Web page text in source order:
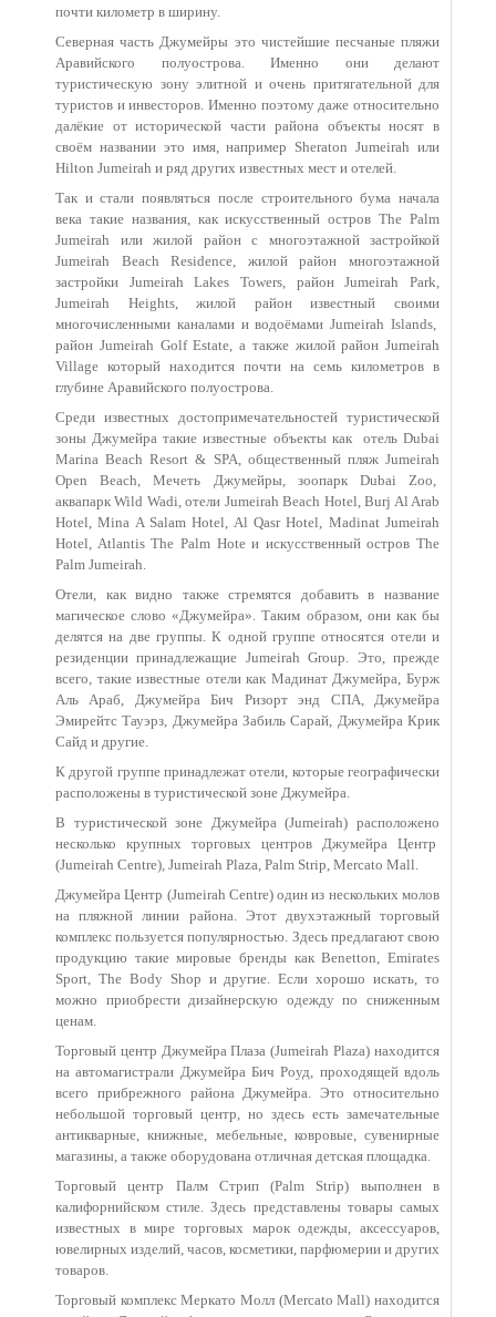
почти километр в ширину.
Северная часть Джумейры это чистейшие песчаные пляжи
Аравийского полуострова. Именно они делают
туристическую зону элитной и очень притягательной для
туристов и инвесторов. Именно поэтому даже относительно
далёкие от исторической части района объекты носят в
своём названии это имя, например Sheraton Jumeirah или
Hilton Jumeirah и ряд других известных мест и отелей.
Так и стали появляться после строительного бума начала
века такие названия, как искусственный остров The Palm
Jumeirah или жилой район с многоэтажной застройкой
Jumeirah Beach Residence, жилой район многоэтажной
застройки Jumeirah Lakes Towers, район Jumeirah Park,
Jumeirah Heights, жилой район известный своими
многочисленными каналами и водоёмами Jumeirah Islands,
район Jumeirah Golf Estate, а также жилой район Jumeirah
Village который находится почти на семь километров в
глубине Аравийского полуострова.
Среди известных достопримечательностей туристической
зоны Джумейра такие известные объекты как
отель Dubai
Marina Beach Resort & SPA, общественный пляж Jumeirah
Open Beach, Мечеть Джумейры, зоопарк Dubai Zoo,
аквапарк Wild Wadi, отели Jumeirah Beach Hotel, Burj Al Arab
Hotel, Mina A Salam Hotel, Al Qasr Hotel, Madinat Jumeirah
Hotel, Atlantis The Palm Hote и искусственный остров The
Palm Jumeirah.
Отели, как видно также стремятся добавить в название
магическое слово «Джумейра». Таким образом, они как бы
делятся на две группы. К одной группе относятся отели и
резиденции принадлежащие Jumeirah Group. Это, прежде
всего, такие известные отели как Мадинат Джумейра, Бурж
Аль Араб, Джумейра Бич Ризорт энд СПА, Джумейра
Эмирейтс Тауэрз, Джумейра Забиль Сарай, Джумейра Крик
Сайд и другие.
К другой группе принадлежат отели, которые географически
расположены в туристической зоне Джумейра.
В туристической зоне Джумейра (Jumeirah) расположено
несколько крупных торговых центров Джумейра Центр
(Jumeirah Centre), Jumeirah Plaza, Palm Strip, Mercato Mall.
Джумейра Центр (Jumeirah Centre) один из нескольких молов
на пляжной линии района. Этот двухэтажный торговый
комплекс пользуется популярностью. Здесь предлагают свою
продукцию такие мировые бренды как Benetton, Emirates
Sport, The Body Shop и другие. Если хорошо искать, то
можно приобрести дизайнерскую одежду по сниженным
ценам.
Торговый центр Джумейра Плаза (Jumeirah Plaza) находится
на автомагистрали Джумейра Бич Роуд, проходящей вдоль
всего прибрежного района Джумейра. Это относительно
небольшой торговый центр, но здесь есть замечательные
антикварные, книжные, мебельные, ковровые, сувенирные
магазины, а также оборудована отличная детская площадка.
Торговый центр Палм Стрип (Palm Strip) выполнен в
калифорнийском стиле. Здесь представлены товары самых
известных в мире торговых марок одежды, аксессуаров,
ювелирных изделий, часов, косметики, парфюмерии и других
товаров.
Торговый комплекс Меркато Молл (Mercato Mall) находится